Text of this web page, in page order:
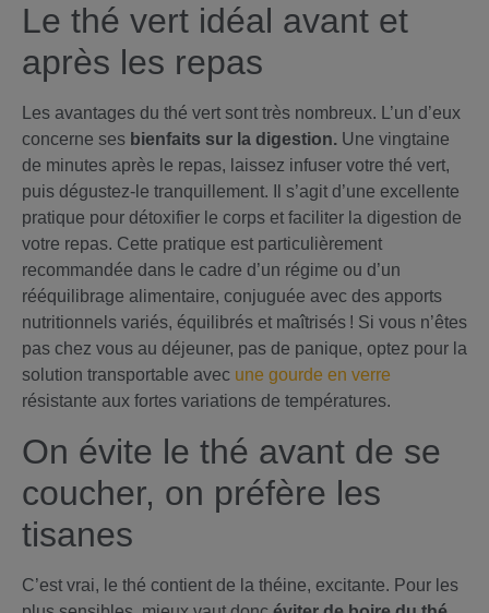
Le thé vert idéal avant et
après les repas
Les avantages du thé vert sont très nombreux. L’un d’eux
concerne ses bienfaits sur la digestion. Une vingtaine
de minutes après le repas, laissez infuser votre thé vert,
puis dégustez-le tranquillement. Il s’agit d’une excellente
pratique pour détoxifier le corps et faciliter la digestion de
votre repas. Cette pratique est particulièrement
recommandée dans le cadre d’un régime ou d’un
rééquilibrage alimentaire, conjuguée avec des apports
nutritionnels variés, équilibrés et maîtrisés ! Si vous n’êtes
pas chez vous au déjeuner, pas de panique, optez pour la
solution transportable avec une gourde en verre
résistante aux fortes variations de températures.
On évite le thé avant de se
coucher, on préfère les
tisanes
C’est vrai, le thé contient de la théine, excitante. Pour les